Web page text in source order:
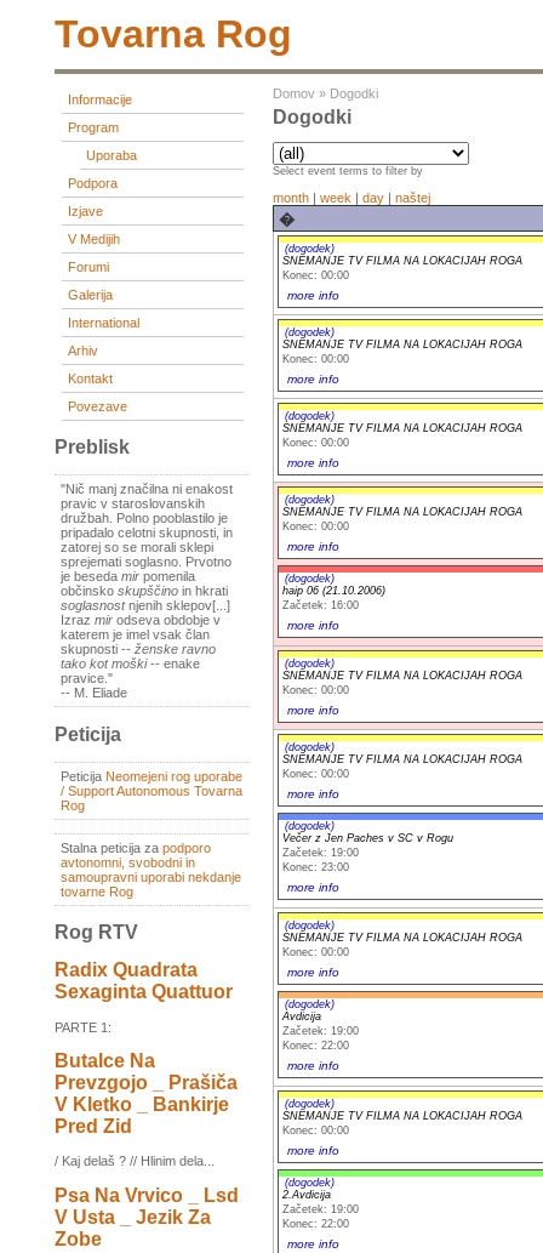
Tovarna Rog
Informacije
Program
Uporaba
Podpora
Izjave
V Medijih
Forumi
Galerija
International
Arhiv
Kontakt
Povezave
Preblisk
"Nič manj značilna ni enakost
pravic v staroslovanskih
družbah. Polno pooblastilo je
pripadalo celotni skupnosti, in
zatorej so se morali sklepi
sprejemati soglasno. Prvotno
je beseda mir pomenila
občinsko skupščino in hkrati
soglasnostnjenih sklepov[...]
Izraz mir odseva obdobje v
katerem je imel vsak član
skupnosti -- ženske ravno
tako kot moški-- enake
pravice."
-- M. Eliade
Peticija
Peticija Neomejeni rog uporabe
/ Support Autonomous Tovarna
Rog
Stalna peticija za podporo
avtonomni, svobodni in
samoupravni uporabi nekdanje
tovarne Rog
Rog RTV
Radix Quadrata
Sexaginta Quattuor
PARTE 1:
Butalce Na
Prevzgojo _ Prašiča
V Kletko _ Bankirje
Pred Zid
/ Kaj delaš ? // Hlinim dela...
Psa Na Vrvico _ Lsd
V Usta _ Jezik Za
Zobe
Domov » Dogodki
Dogodki
Select event terms to filter by
month | week | day | naštej
�
(dogodek)
SNEMANJE TV FILMA NA LOKACIJAH ROGA
Konec: 00:00
more info
(dogodek)
SNEMANJE TV FILMA NA LOKACIJAH ROGA
Konec: 00:00
more info
(dogodek)
SNEMANJE TV FILMA NA LOKACIJAH ROGA
Konec: 00:00
more info
(dogodek)
SNEMANJE TV FILMA NA LOKACIJAH ROGA
Konec: 00:00
more info
(dogodek)
haip 06 (21.10.2006)
Začetek: 16:00
more info
(dogodek)
SNEMANJE TV FILMA NA LOKACIJAH ROGA
Konec: 00:00
more info
(dogodek)
SNEMANJE TV FILMA NA LOKACIJAH ROGA
Konec: 00:00
more info
(dogodek)
Večer z Jen Paches v SC v Rogu
Začetek: 19:00
Konec: 23:00
more info
(dogodek)
SNEMANJE TV FILMA NA LOKACIJAH ROGA
Konec: 00:00
more info
(dogodek)
Avdicija
Začetek: 19:00
Konec: 22:00
more info
(dogodek)
SNEMANJE TV FILMA NA LOKACIJAH ROGA
Konec: 00:00
more info
(dogodek)
2.Avdicija
Začetek: 19:00
Konec: 22:00
more info